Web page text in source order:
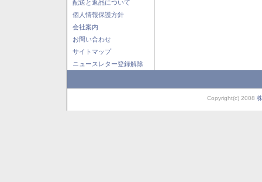
配送と返品について
個人情報保護方針
会社案内
お問い合わせ
サイトマップ
ニュースレター登録解除
Copyright(c) 2008